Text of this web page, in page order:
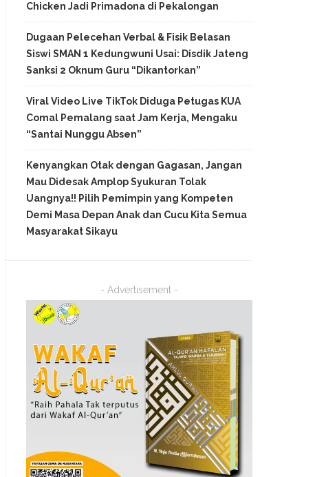
Chicken Jadi Primadona di Pekalongan
Dugaan Pelecehan Verbal & Fisik Belasan
Siswi SMAN 1 Kedungwuni Usai: Disdik Jateng
Sanksi 2 Oknum Guru “Dikantorkan”
Viral Video Live TikTok Diduga Petugas KUA
Comal Pemalang saat Jam Kerja, Mengaku
“Santai Nunggu Absen”
Kenyangkan Otak dengan Gagasan, Jangan
Mau Didesak Amplop Syukuran Tolak
Uangnya!! Pilih Pemimpin yang Kompeten
Demi Masa Depan Anak dan Cucu Kita Semua
Masyarakat Sikayu
- Advertisement -